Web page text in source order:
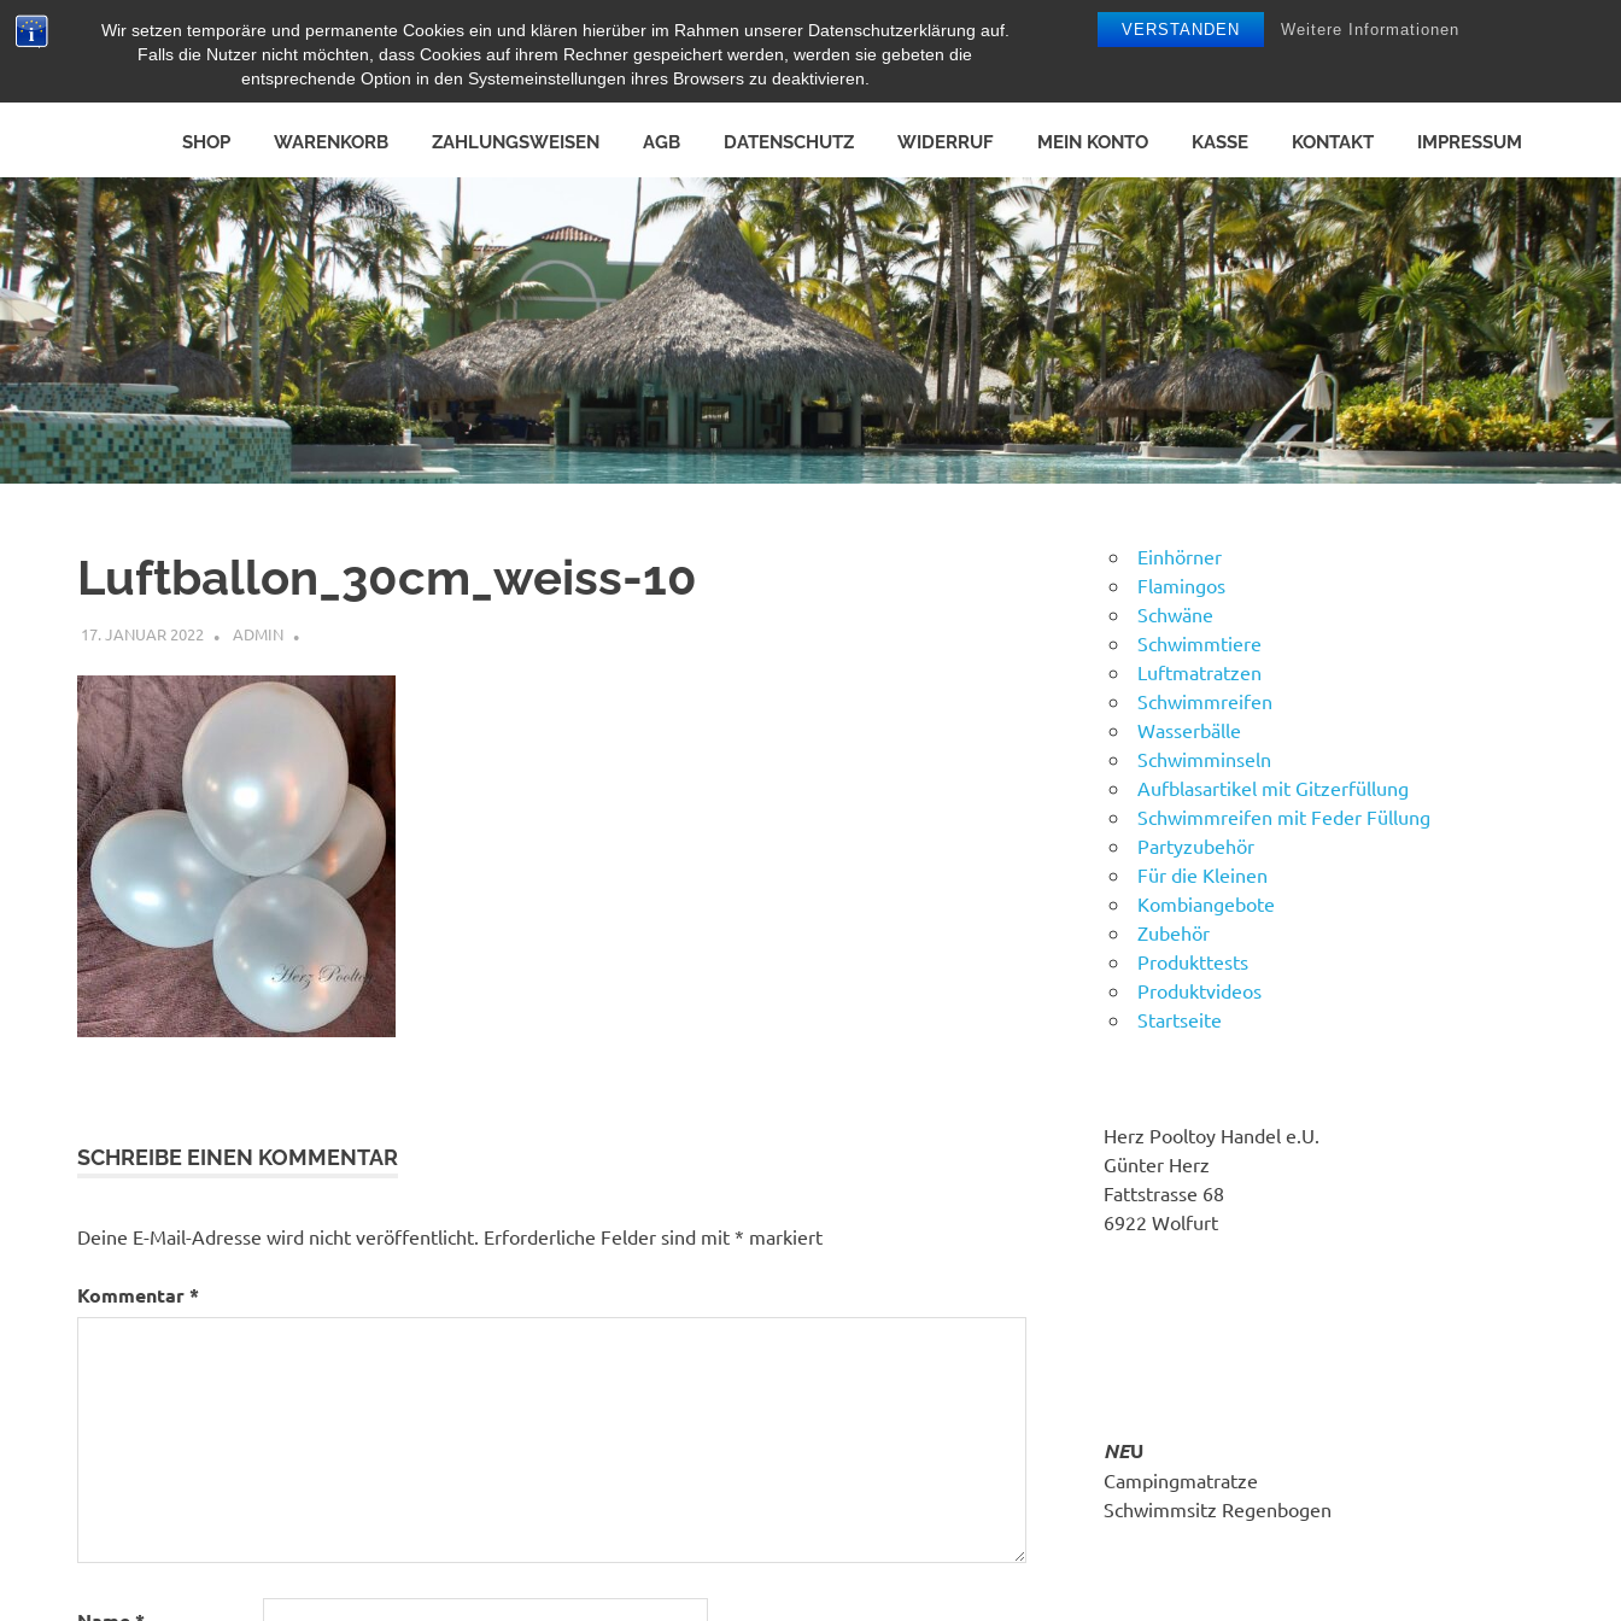
Wir setzen temporäre und permanente Cookies ein und klären hierüber im Rahmen unserer Datenschutzerklärung auf.
Falls die Nutzer nicht möchten, dass Cookies auf ihrem Rechner gespeichert werden, werden sie gebeten die
entsprechende Option in den Systemeinstellungen ihres Browsers zu deaktivieren.
VERSTANDEN Weitere Informationen
Zum
Inhalt
Herz Pooltoy
SHOP WARENKORB ZAHLUNGSWEISEN AGB DATENSCHUTZ WIDERRUF MEIN KONTO KASSE KONTAKT IMPRESSUM
Luftballon_30cm_weiss-10
17. JANUAR 2022 ADMIN
SCHREIBE EINEN KOMMENTAR
Deine E-Mail-Adresse wird nicht veröffentlicht. Erforderliche Felder sind mit * markiert
Kommentar*
Einhörner
Flamingos
Schwäne
Schwimmtiere
Luftmatratzen
Schwimmreifen
Wasserbälle
Schwimminseln
Aufblasartikel mit Gitzerfüllung
Schwimmreifen mit Feder Füllung
Partyzubehör
Für die Kleinen
Kombiangebote
Zubehör
Produkttests
Produktvideos
Startseite
Herz Pooltoy Handel e.U.
Günter Herz
Fattstrasse 68
6922 Wolfurt
NEU
Campingmatratze
Schwimmsitz Regenbogen